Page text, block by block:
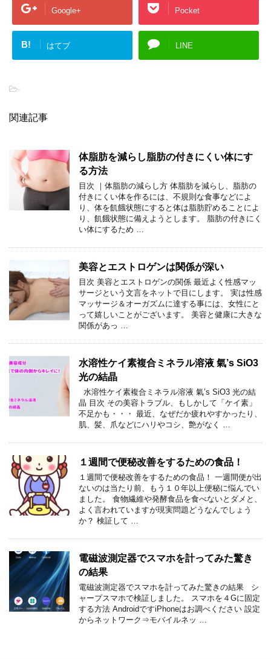
Google+ Pocket
B! はてブ LINE
-
関連記事
体脂肪を減らし脂肪の付きにくい体にす
る方法
目次 ｜体脂肪の減らし方 体脂肪を減らし、脂肪の
付きにくい体を作るには、不規則な食事などによ
り、体を飢餓状態にすると体は脂肪貯めることによ
り、飢餓状態に備えようとします。 脂肪の付きにく
い体にするため …
美容とエストロゲンは関係が深い
目次 美容とエストロゲンの関係 最近よく性感マッ
サージという文言をネットで目にします。 実は性感
マッサージ＆オーガズムに達する事には、女性にと
って嬉しいことがございます。 美容と健康に大きな
関係があっ …
水溶性ケイ素複合ミネラル溶液 氣’s SiO3
光の結晶
水溶性ケイ素複合ミネラル溶液 氣’s SiO3 光の結
晶 目次 その美容トラブル、もしかして「ケイ素」
不足かも・・・ 最近、なぜだか疲れやすかったり、
肌、髪、爪などにハリやコシ、艶がなく …
１週間で便秘改善をするための食品！
１週間で便秘改善をするための食品！ 一週間便が出
ないのは当たり前、もう１０年以上便秘に悩んでい
ました。 食物繊維や発酵食品を食べないとダメと、
よく言われていますが現実問題どうなんでしょう
か？ 検証して …
電磁波測定器でスマホを計ってみた驚き
の結果
電磁波測定器でスマホを計ってみた驚きの結果 シ
ャープスマホで検証しました。 スマホを４Gに固定
する方法 AndroidですiPhoneはお調べください 設定
からネットワーク⇒モバイルネッ …